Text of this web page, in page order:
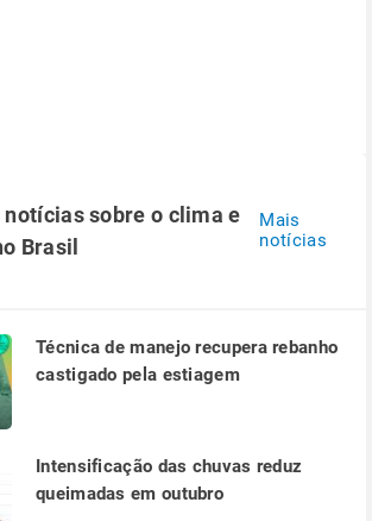
sobre o clima e
Brasil
Mais
notícias
Técnica de manejo recupera rebanho
castigado pela estiagem
Intensificação das chuvas reduz
queimadas em outubro